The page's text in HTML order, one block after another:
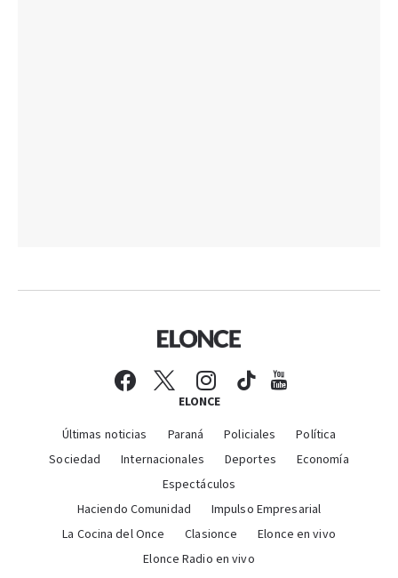
ELONCE
Últimas noticias Paraná Policiales
Política
Sociedad
Internacionales Deportes
Economía
Espectáculos
Haciendo Comunidad
Impulso Empresarial
La Cocina del Once
Clasionce
Elonce en vivo
Elonce Radio en vivo